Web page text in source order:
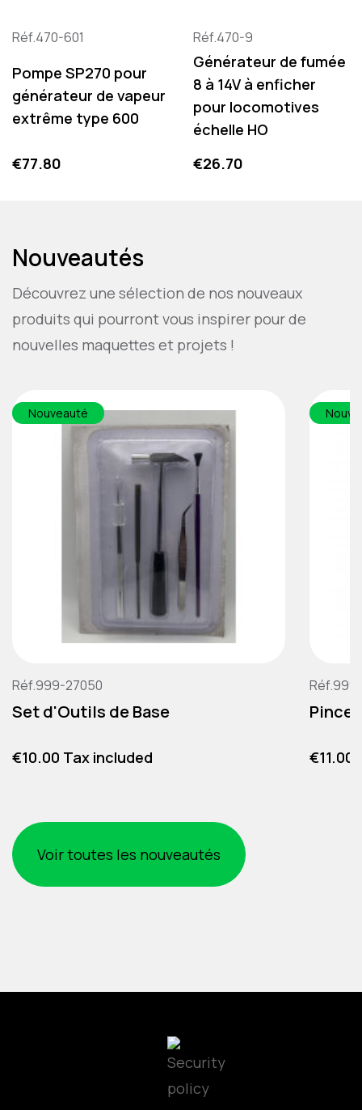
Réf.470-601
Pompe SP270 pour
générateur de vapeur
extrême type 600
Price
€77.80
Réf.470-9
Générateur de fumée
8 à 14V à enficher
pour locomotives
échelle HO
Price
€26.70
Nouveautés
Découvrez une sélection de nos nouveaux
produits qui pourront vous inspirer pour de
nouvelles maquettes et projets !
Réf.999-27050
Set d'Outils de Base
Price
€10.00 Tax included
Nouveauté
Pince
Price
€11.00
Voir toutes les nouveautés